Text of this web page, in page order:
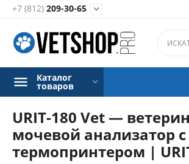
+7 (812) 209-30-65 
Каталог
товаров
URIT-180 Vet —
мочевой анализатор с
термопринтером |